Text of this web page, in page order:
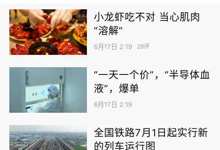
将台湾风味带到榕城，是不少台胞的心愿，也
聚焦烘焙赛道，创立自有品牌、开设工厂，一
小龙虾吃不对 当心肌肉
“溶解”
6月17日 2:19 28评
“一天一个价”，“半导体血
液”，爆单
6月17日 2:19
全国铁路7月1日起实行新
的列车运行图